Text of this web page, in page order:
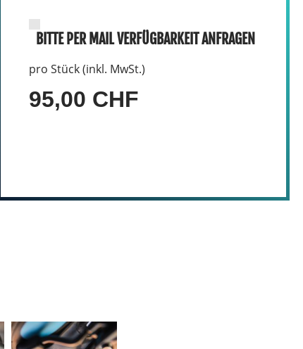
BITTE PER MAIL VERFÜGBARKEIT ANFRAGEN
pro Stück (inkl. MwSt.)
95,00 CHF